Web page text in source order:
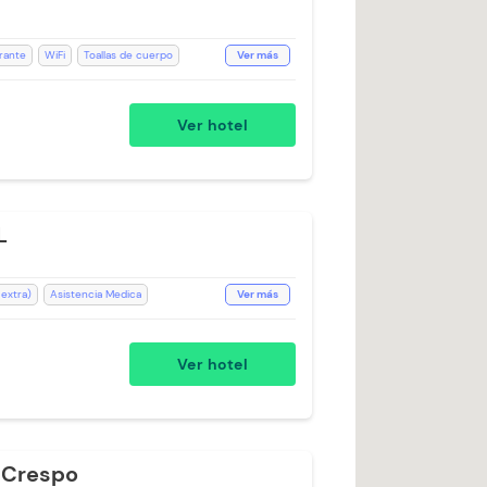
WiFi
Toallas de cuerpo
Ver más
Ver hotel
Asistencia Medica
Aire acondicionado
Ver más
Ver hotel